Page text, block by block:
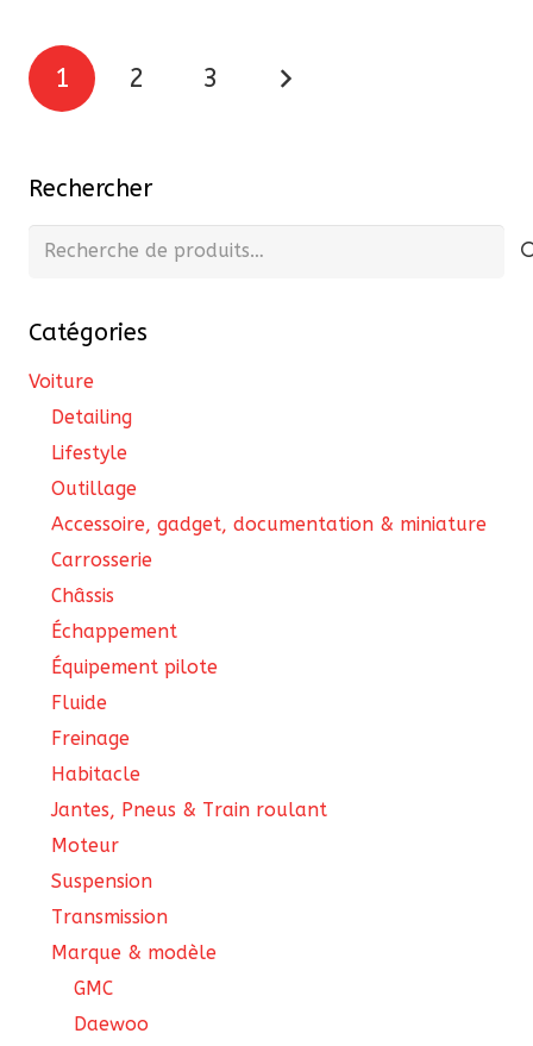
Pagination
des
1 2 3
Rechercher
Recherche
Catégories
Voiture
Detailing
Lifestyle
Outillage
Accessoire, gadget, documentation & miniature
Carrosserie
Châssis
Échappement
Équipement pilote
Fluide
Freinage
Habitacle
Jantes, Pneus & Train roulant
Moteur
Suspension
Transmission
Marque & modèle
GMC
Daewoo